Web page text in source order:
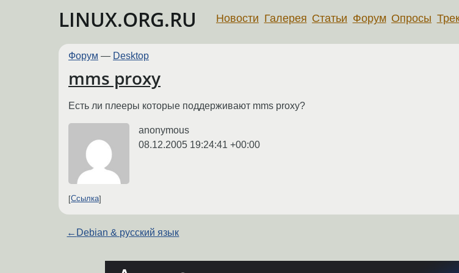
LINUX.ORG.RU Новости Галерея Статьи Форум Опросы
Форум — Desktop
mms proxy
Есть ли плееры которые поддерживают mms proxy?
anonymous
08.12.2005 19:24:41 +00:00
Ссылка
← Debian & русский язык